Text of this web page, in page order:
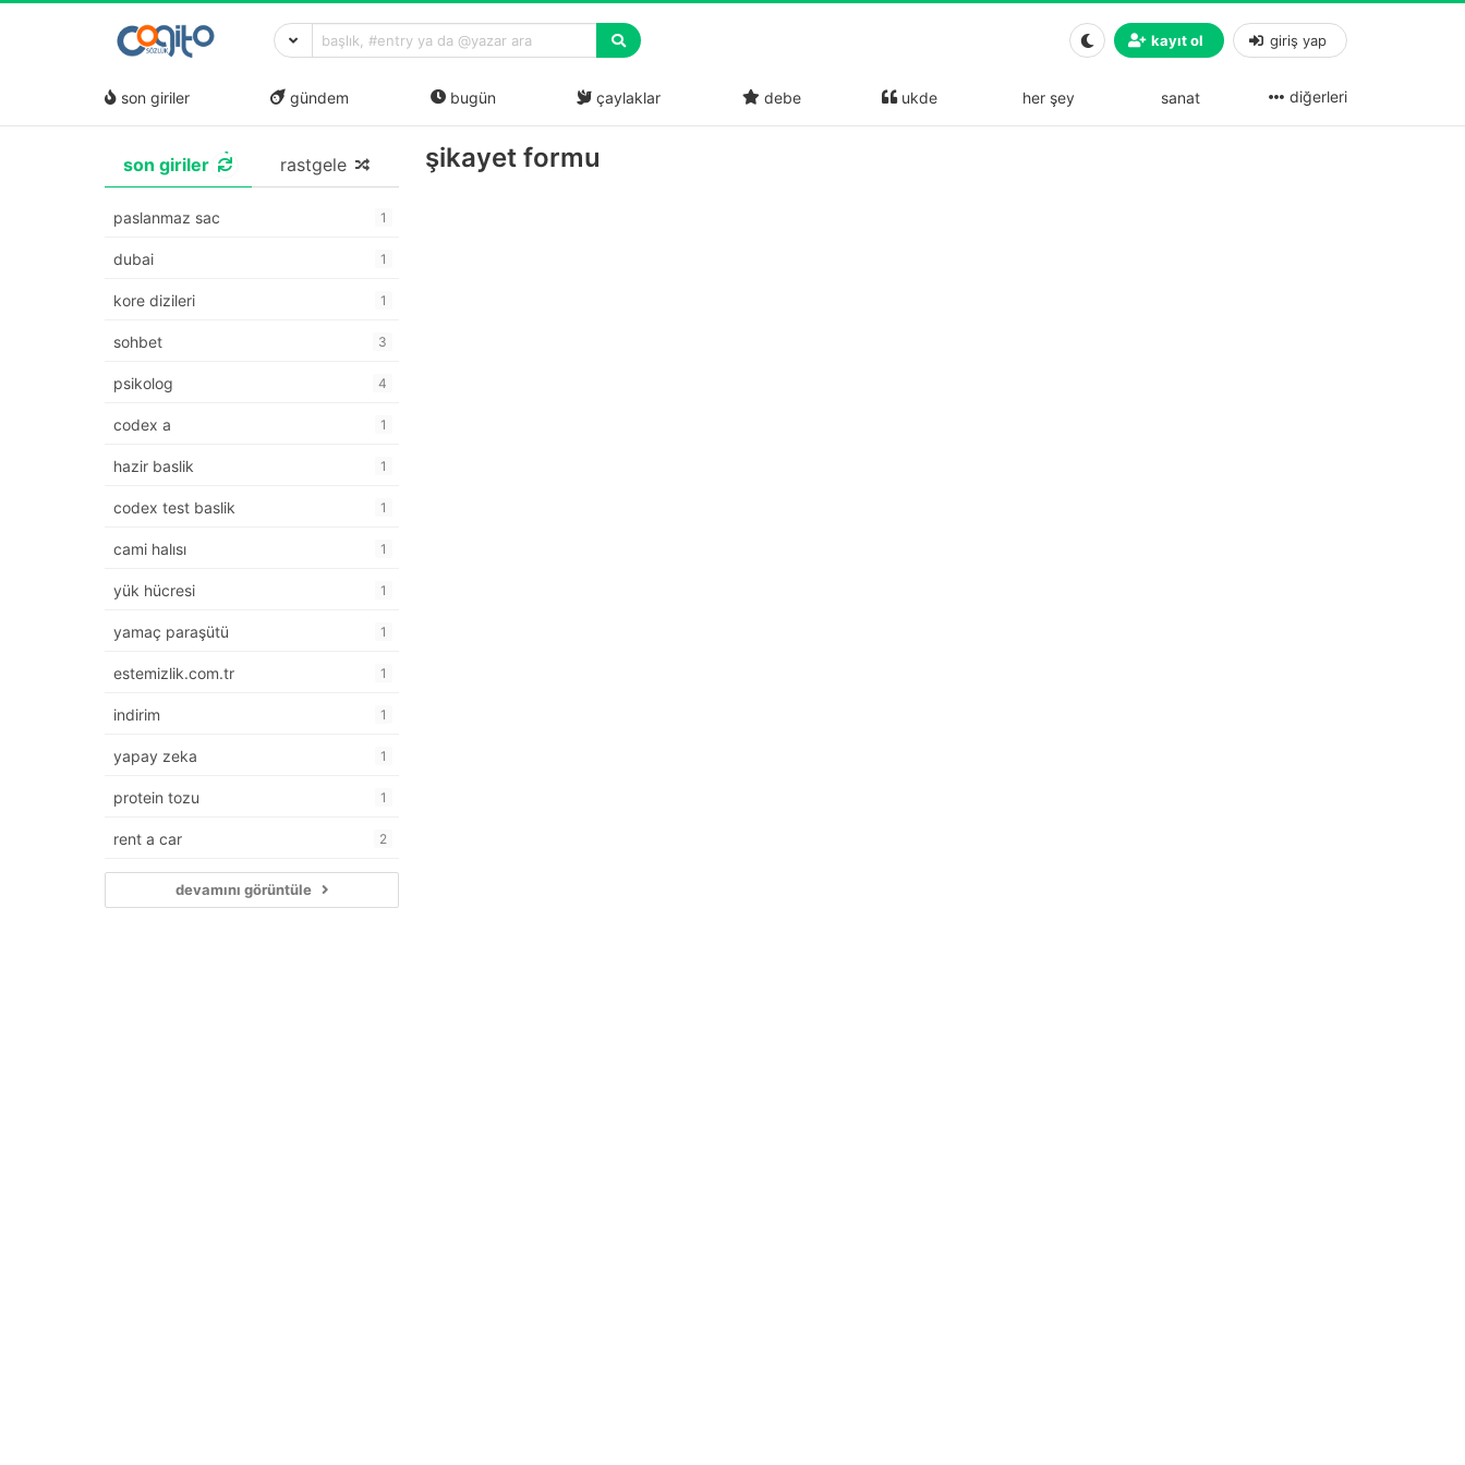
kayıt ol giriş yap
son giriler gündem bugün çaylaklar debe ukde her şey sanat diğerleri
son giriler rastgele
paslanmaz sac 1
dubai 1
kore dizileri 1
sohbet 3
psikolog 4
codex a 1
hazir baslik 1
codex test baslik 1
cami halısı 1
yük hücresi 1
yamaç paraşütü 1
estemizlik.com.tr 1
indirim 1
yapay zeka 1
protein tozu 1
rent a car 2
devamını görüntüle
şikayet formu